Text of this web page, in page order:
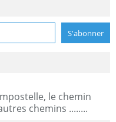
le chemin
chemins ........